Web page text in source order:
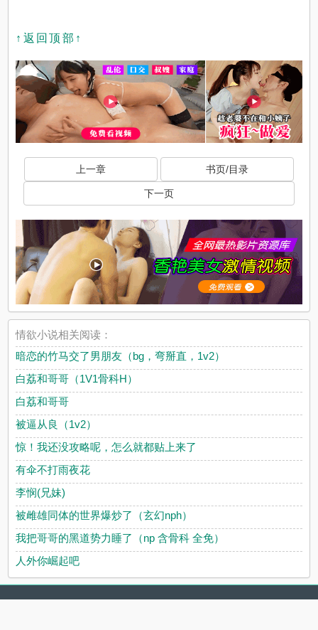
↑返回顶部↑
上一章 书页/目录
下一页
情欲小说相关阅读：
暗恋的竹马交了男朋友（bg，弯掰直，1v2）
白荔和哥哥（1V1骨科H）
白荔和哥哥
被逼从良（1v2）
惊！我还没攻略呢，怎么就都贴上来了
有伞不打雨夜花
李悯(兄妹)
被雌雄同体的世界爆炒了（玄幻nph）
我把哥哥的黑道势力睡了（np 含骨科 全免）
人外你崛起吧